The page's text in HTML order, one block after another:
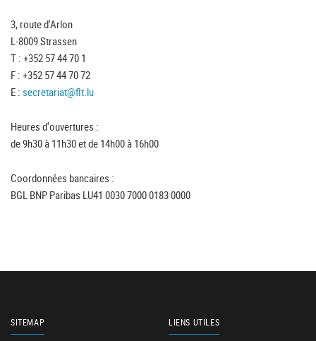
3, route d'Arlon
L-8009 Strassen
T : +352 57 44 70 1
F : +352 57 44 70 72
E : secretariat@flt.lu
Heures d'ouvertures :
de 9h30 à 11h30 et de 14h00 à 16h00
Coordonnées bancaires :
BGL BNP Paribas LU41 0030 7000 0183 0000
SITEMAP LIENS UTILES